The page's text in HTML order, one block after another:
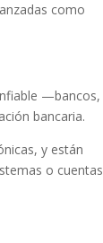
como
—bancos,
bancaria.
y están
o cuentas